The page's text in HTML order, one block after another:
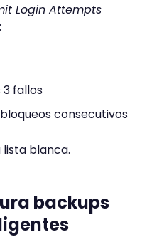
Login Attempts
3 fallos
consecutivos
lista blanca.
backups